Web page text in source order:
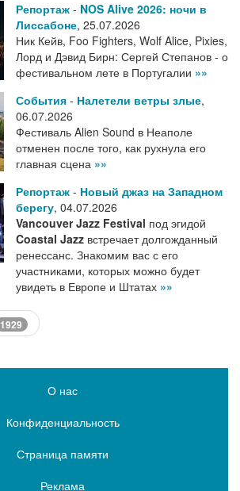
Репортаж - NOS Alive 2026: ночи в
Лиссабоне, 25.07.2026
Ник Кейв, Foo Fighters, Wolf Alice, Pixies,
Лорд и Дэвид Бирн: Сергей Степанов - о
фестивальном лете в Португалии »»
События - Налетели ветры злые,
06.07.2026
Фестиваль Alien Sound в Неаполе
отменен после того, как рухнула его
главная сцена »»
Репортаж - Новый джаз на Западном
берегу, 04.07.2026
Vancouver Jazz Festival под эгидой
Coastal Jazz встречает долгожданный
ренессанс. Знакомим вас с его
участниками, которых можно будет
увидеть в Европе и Штатах »»
1929
О нас
Конфиденциальность
Страница памяти
Реклама